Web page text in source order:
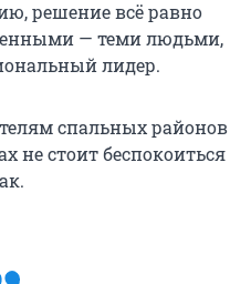
решение всё равно
— теми людьми,
лидер.
спальных районов
не стоит беспокоиться